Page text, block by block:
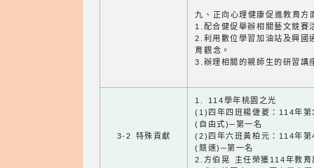
九、正向心理健康促進教育方
1.配合健促舉辦相關藝文競賽
2.利用數位學習加油站及興國
育觀念。
3.辦理相關的親師生的研習講
3-2 特殊貢獻
1. 114學年桃園之光
(1)四年四班楊倢菱：114年
(自由式)─第一名
(2)四年六班黃柏元：114年
(競速)─第一名
2.方伯晃 主任榮獲114年教育